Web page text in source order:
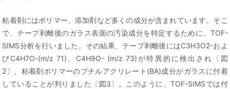
粘着剤にはポリマー、添加剤など多くの成分が含まれています。そこ
で、テープ剥離後のガラス表面の汚染成分を特定するために、TOF-
SIMS分析を行いました。その結果、テープ剥離後にはC3H3O2-およ
びC4H7O-(m/z 71)、C4H9O- (m/z 73)が特異的に検出され〔図
2〕、粘着剤ポリマーのブチルアクリレート(BA)成分がガラスに付着
していることが判りました〔図3〕。このように、TOF-SIMSでは付